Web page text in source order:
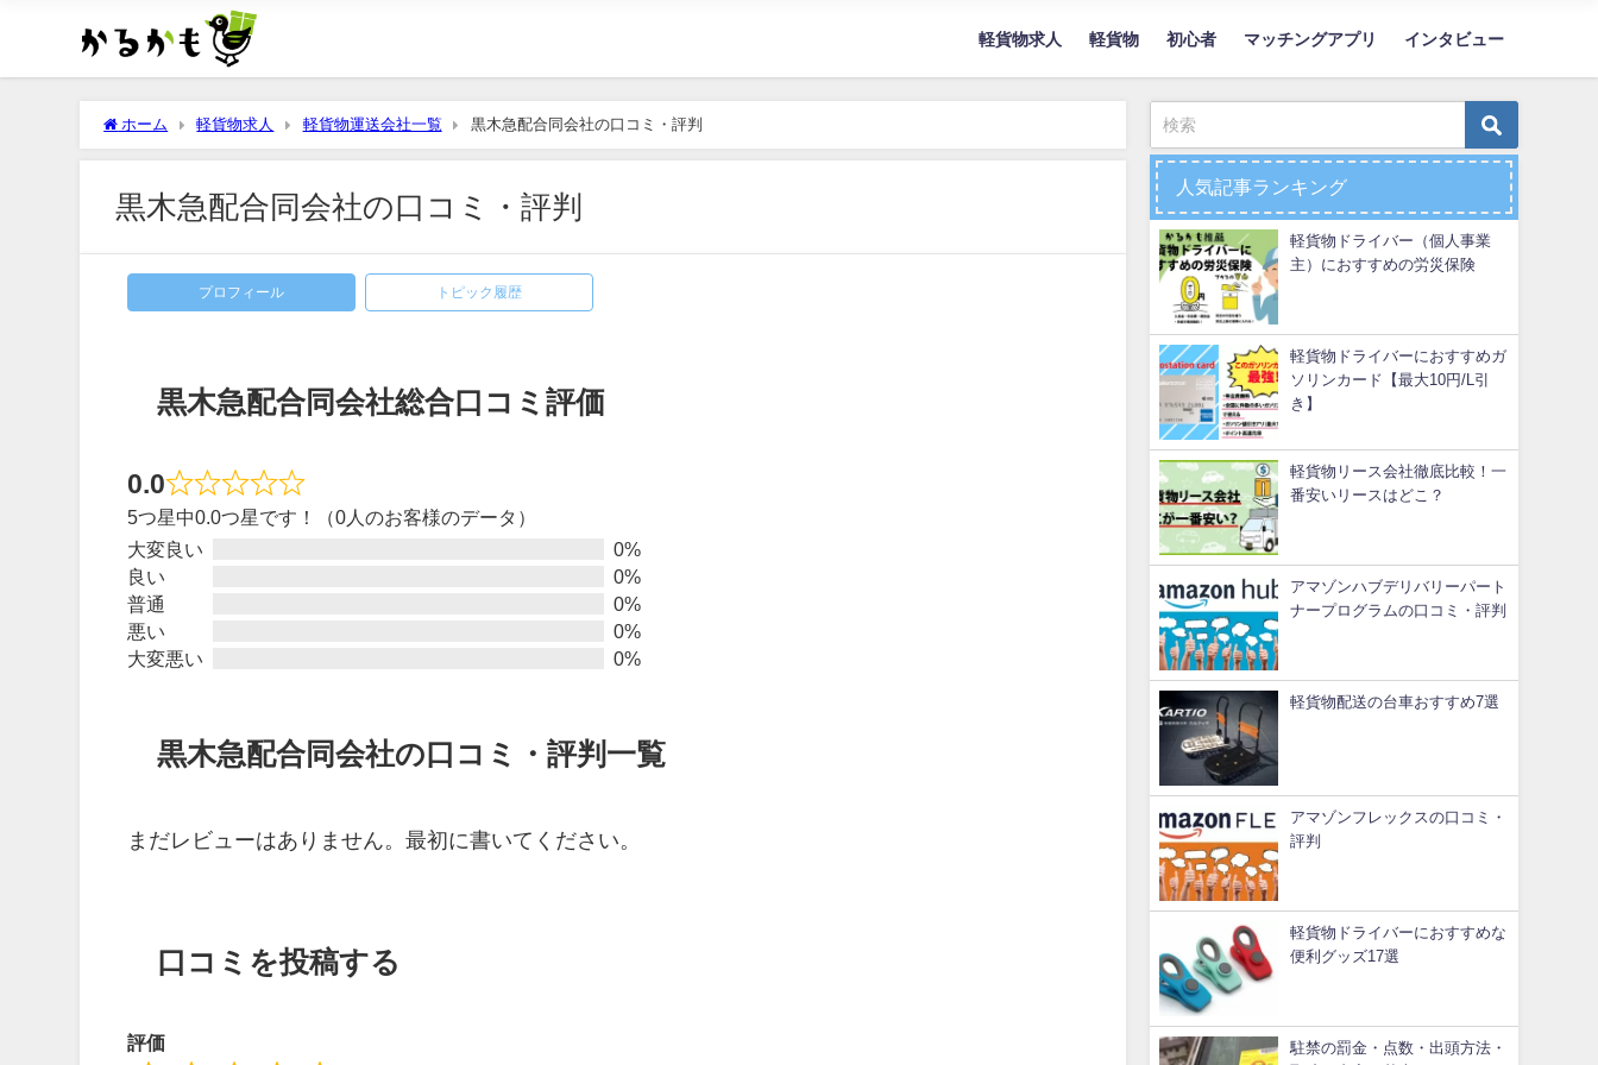
軽貨物求人 軽貨物 初心者 マッチングアプリ インタビュー
ホーム 軽貨物求人 軽貨物運送会社一覧 黒木急配合同会社の口コミ・評判
黒木急配合同会社の口コミ・評判
プロフィール トピック履歴
黒木急配合同会社総合口コミ評価
0.0
5つ星中0.0つ星です！（0人のお客様のデータ）
大変良い
0%
良い
0%
普通
0%
悪い
0%
大変悪い
0%
黒木急配合同会社の口コミ・評判一覧
まだレビューはありません。最初に書いてください。
口コミを投稿する
評価
人気記事ランキング
軽貨物ドライバー（個人事業
主）におすすめの労災保険
軽貨物ドライバーにおすすめガ
ソリンカード【最大10円/L引
き】
軽貨物リース会社徹底比較！一
番安いリースはどこ？
アマゾンハブデリバリーパート
ナープログラムの口コミ・評判
軽貨物配送の台車おすすめ7選
アマゾンフレックスの口コミ・
評判
軽貨物ドライバーにおすすめな
便利グッズ17選
駐禁の罰金・点数・出頭方法・